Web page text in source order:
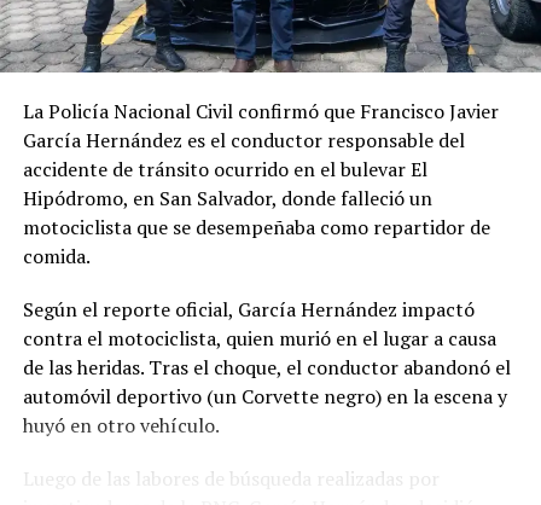
Me gusta esto:
La Policía Nacional Civil confirmó que Francisco Javier
García Hernández es el conductor responsable del
accidente de tránsito ocurrido en el bulevar El
Hipódromo, en San Salvador, donde falleció un
motociclista que se desempeñaba como repartidor de
comida.
Según el reporte oficial, García Hernández impactó
contra el motociclista, quien murió en el lugar a causa
de las heridas. Tras el choque, el conductor abandonó el
automóvil deportivo (un Corvette negro) en la escena y
huyó en otro vehículo.
Luego de las labores de búsqueda realizadas por